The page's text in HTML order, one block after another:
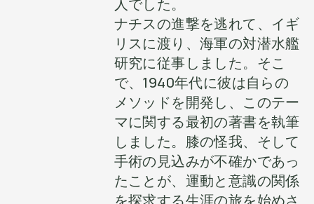
人でした。
ナチスの進撃を逃れて、イギ
リスに渡り、海軍の対潜水艦
研究に従事しました。そこ
で、1940年代に彼は自らの
メソッドを開発し、このテー
マに関する最初の著書を執筆
しました。膝の怪我、そして
手術の見込みが不確かであっ
たことが、運動と意識の関係
を探求する生涯の旅を始めさ